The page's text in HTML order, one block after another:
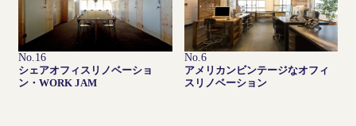
No.16
シェアオフィスリノベーショ
ン・WORK JAM
No.6
アメリカンビンテージなオフィ
スリノベーション